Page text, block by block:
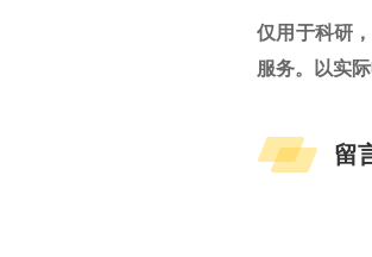
仅用于科研
服务。以实
留